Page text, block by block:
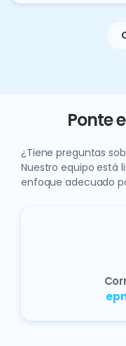
Ponte
¿Tiene preguntas
Nuestro equipo está
enfoque adecuado